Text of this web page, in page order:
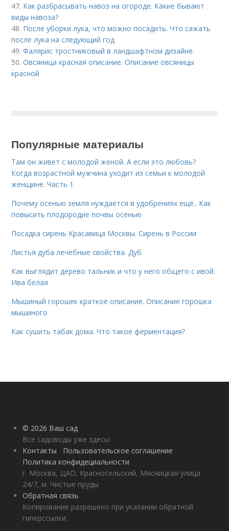
47. Как разбрасывать навоз на огороде. Какие бывают
виды навоза?
48. После уборки лука, что можно посадить. Что сажать
после лука на следующий год
49.Фалярис тростниковый в ландшафтном дизайне.
50.Овсяница красная описание. Описание овсяницы
красной
Популярные материалы
Там он живет с молодой женой. А если это любовь?
Когда возрастной мужчина уходит из семьи к молодой
женщине. Часть 1
Почему осенью земля нуждается в удобрениях ещё.. Как
повысить плодородие почвы осенью
Посадка сирень Красавица Москвы. Сирень в России
Листья дуба лечебные свойства. Дуб
Как выглядит дерево тальник и что у него общего с ивой.
Ива белая
Мышиный горошек краткое описание. Описание горошка
мышиного
Как сушить табак дома. Что такое ферментация?
© 2026 Ваш сад
Все садоводы уже здесь!
Контакты
Пользовательское соглашение
Политика конфидециальности
г. Москва, ЦАО, Красносельский, Мясницкая улица
24/7, м. Чистые пруды
Обратная связь
Копирование разрешено при указании обратной
гиперссылки.